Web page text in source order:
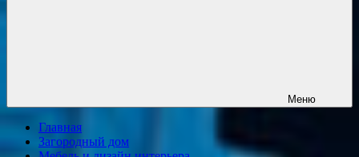
Меню
Главная
Загородный дом